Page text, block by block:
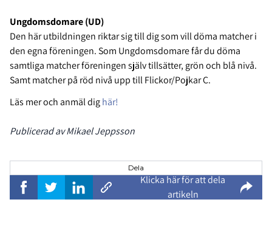
Ungdomsdomare (UD)
Den här utbildningen riktar sig till dig som vill döma matcher i
den egna föreningen. Som Ungdomsdomare får du döma
samtliga matcher föreningen själv tillsätter, grön och blå nivå.
Samt matcher på röd nivå upp till Flickor/Pojkar C.
Läs mer och anmäl dighär!
Publicerad av Mikael Jeppsson
Dela
Klicka här för att dela
artikeln